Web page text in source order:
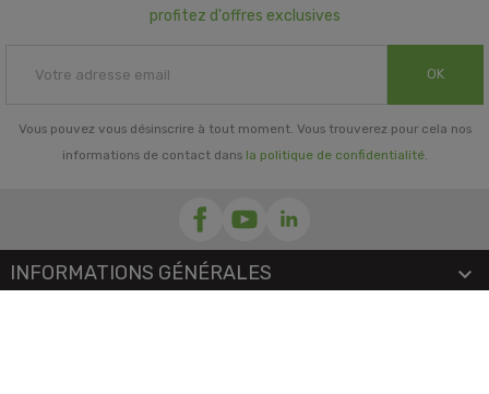
profitez d'offres exclusives
OK
Vous pouvez vous désinscrire à tout moment. Vous trouverez pour cela nos
informations de contact dans la politique de confidentialité.
INFORMATIONS GÉNÉRALES 